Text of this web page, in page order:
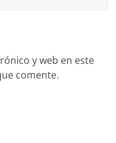
y web en este
comente.